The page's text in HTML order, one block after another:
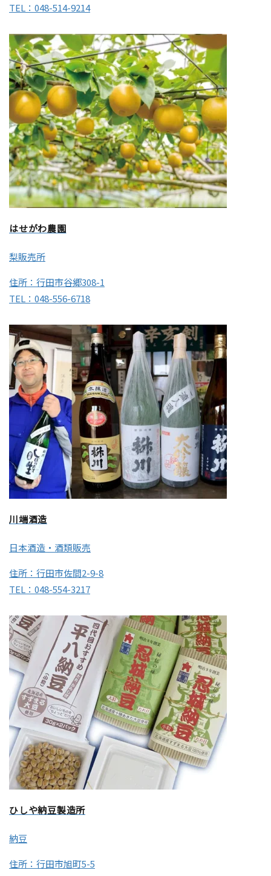
TEL：048-514-9214
はせがわ農園
梨販売所
住所：行田市谷郷308-1
TEL：048-556-6718
川端酒造
日本酒造・酒類販売
住所：行田市佐間2-9-8
TEL：048-554-3217
ひしや納豆製造所
納豆
住所：行田市旭町5-5